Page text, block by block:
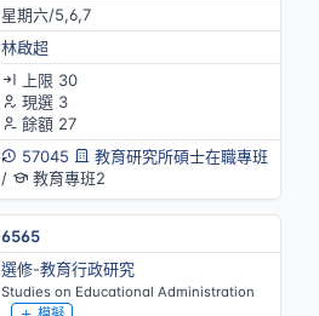
星期六/5,6,7
林啟超
上限 30
現選 3
餘額 27
57045
教育研究所碩士在職專班
/
教育專班2
6565
選修-教育行政研究
Studies on Educational Administration